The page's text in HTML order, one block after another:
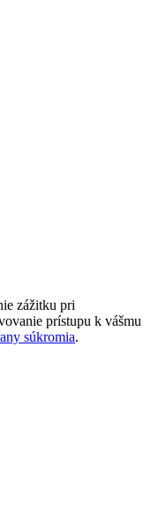
zážitku pri
prístupu k vášmu
súkromia.